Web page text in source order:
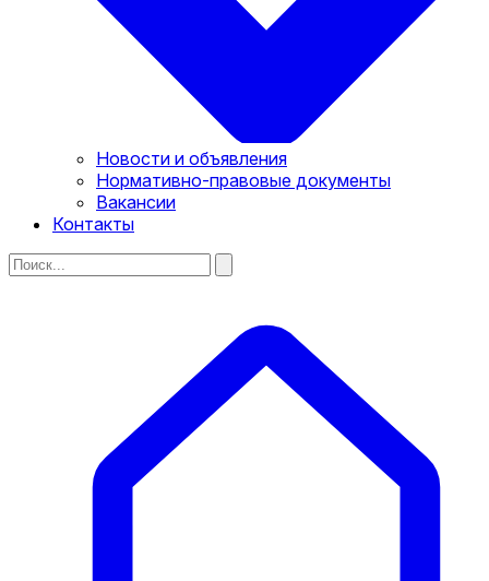
Новости и объявления
Нормативно-правовые документы
Вакансии
Контакты